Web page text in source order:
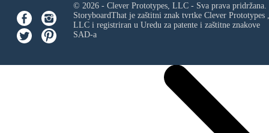
© 2026 - Clever Prototypes, LLC - Sva prava pridržana.
StoryboardThat je zaštitni znak tvrtke Clever Prototypes ,
LLCi registriran u Uredu za patente i zaštitne znakove
SAD-a